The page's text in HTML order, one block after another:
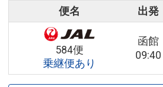
便名 出発
584便
乗継便あり
函館
09:40